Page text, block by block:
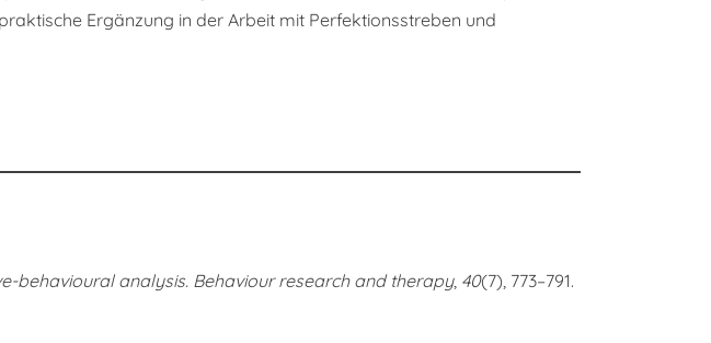
Ergänzung in der Arbeit mit Perfektionsstreben und
behavioural analysis. Behaviour research and therapy, 40(7), 773–791.